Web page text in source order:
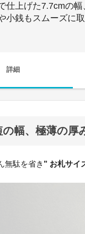
仕上げた7.7cmの
小銭もスムーズに
詳細
の幅、極薄の厚
無駄を省き " お札サイ